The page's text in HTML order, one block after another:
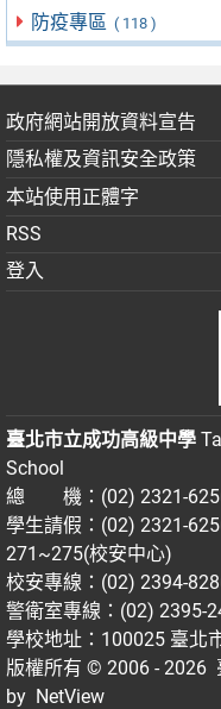
防疫專區 ( 118 )
政府網站開放資料宣告
隱私權及資訊安全政策
本站使用正體字
RSS
登入
臺北市立成功高級中學
School
總 機：(02) 2321-
學生請假：(02) 2321-
271~275(校安中心)
校安專線：(02) 2394-
警衛室專線：(02) 2395-
學校地址：100025 臺北
版權所有 © 2006 - 2026
by NetView